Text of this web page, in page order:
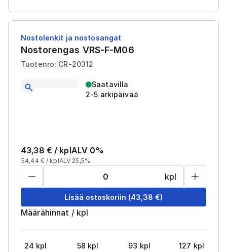
Nostolenkit ja nostosangat
Nostorengas VRS-F-M06
Tuotenro: CR-20312
Saatavilla
2-5 arkipäivää
43,38 € / kplALV 0%
54,44 € / kplALV 25,5%
kpl
Lisää ostoskoriin (43,38 €)
Määrähinnat / kpl
24 kpl 58 kpl 93 kpl 127 kpl